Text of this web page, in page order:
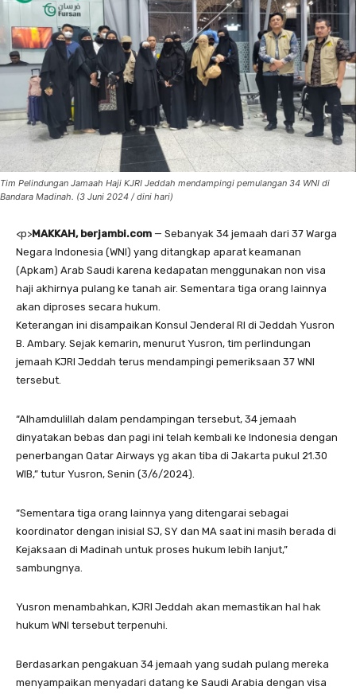
Tim Pelindungan Jamaah Haji KJRI Jeddah mendampingi pemulangan 34 WNI di
Bandara Madinah. (3 Juni 2024 / dini hari)
<p>MAKKAH, berjambi.com — Sebanyak 34 jemaah dari 37 Warga
Negara Indonesia (WNI) yang ditangkap aparat keamanan
(Apkam) Arab Saudi karena kedapatan menggunakan non visa
haji akhirnya pulang ke tanah air. Sementara tiga orang lainnya
akan diproses secara hukum.
Keterangan ini disampaikan Konsul Jenderal RI di Jeddah Yusron
B. Ambary. Sejak kemarin, menurut Yusron, tim perlindungan
jemaah KJRI Jeddah terus mendampingi pemeriksaan 37 WNI
tersebut.
“Alhamdulillah dalam pendampingan tersebut, 34 jemaah
dinyatakan bebas dan pagi ini telah kembali ke Indonesia dengan
penerbangan Qatar Airways yg akan tiba di Jakarta pukul 21.30
WIB,” tutur Yusron, Senin (3/6/2024).
“Sementara tiga orang lainnya yang ditengarai sebagai
koordinator dengan inisial SJ, SY dan MA saat ini masih berada di
Kejaksaan di Madinah untuk proses hukum lebih lanjut,”
sambungnya.
Yusron menambahkan, KJRI Jeddah akan memastikan hal hak
hukum WNI tersebut terpenuhi.
Berdasarkan pengakuan 34 jemaah yang sudah pulang mereka
menyampaikan menyadari datang ke Saudi Arabia dengan visa